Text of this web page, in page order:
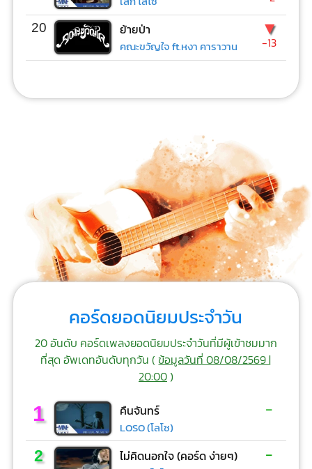
20 ย้ายป่า
คณะขวัญใจ ft.หงา คาราวาน
▼
-13
คอร์ดยอดนิยมประจำวัน
20 อันดับ คอร์ดเพลงยอดนิยมประจำวันที่มีผู้เข้าชมมาก
ที่สุด อัพเดทอันดับทุกวัน (ข้อมูลวันที่ 08/08/2569 |
20:00)
1 คืนจันทร์
LOSO (โลโซ)
-
2 ไม่คิดนอกใจ (คอร์ด ง่ายๆ) -